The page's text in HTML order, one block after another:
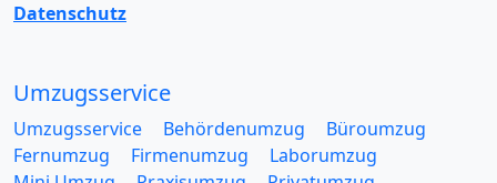
Datenschutz
Umzugsservice
Umzugsservice Behördenumzug
Büroumzug
Fernumzug
Firmenumzug
Laborumzug